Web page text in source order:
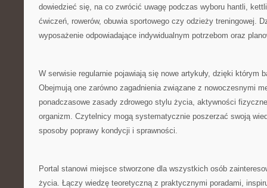
dowiedzieć się, na co zwrócić uwagę podczas wyboru hantli,
ćwiczeń, rowerów, obuwia sportowego czy odzieży treningowej.
wyposażenie odpowiadające indywidualnym potrzebom oraz
W serwisie regularnie pojawiają się nowe artykuły, dzięki którym
Obejmują one zarówno zagadnienia związane z nowoczesnymi
ponadczasowe zasady zdrowego stylu życia, aktywności
organizm. Czytelnicy mogą systematycznie poszerzać swoją
sposoby poprawy kondycji i sprawności.
Portal stanowi miejsce stworzone dla wszystkich osób
życia. Łączy wiedzę teoretyczną z praktycznymi poradami,